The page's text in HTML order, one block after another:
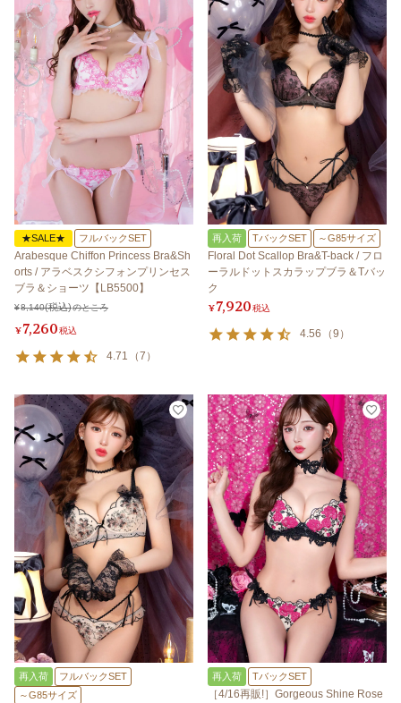
★SALE★ フルバックSET
Arabesque Chiffon Princess Bra&Sh
orts / アラベスクシフォンプリンセス
ブラ＆ショーツ【LB5500】
¥8,140 のところ
¥7,260税込
4.71 （7 ）
再入荷 TバックSET ～G85サイズ
Floral Dot Scallop Bra&T-back / フロ
ーラルドットスカラップブラ＆Tバッ
ク
¥7,920税込
4.56 （9 ）
再入荷
フルバックSET
～G85サイズ
再入荷 TバックSET
［4/16再販!］Gorgeous Shine Rose